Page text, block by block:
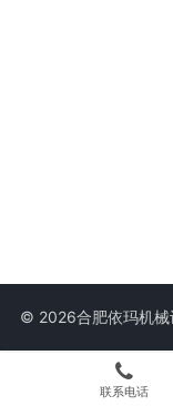
© 2026合肥依玛机械
联系电话